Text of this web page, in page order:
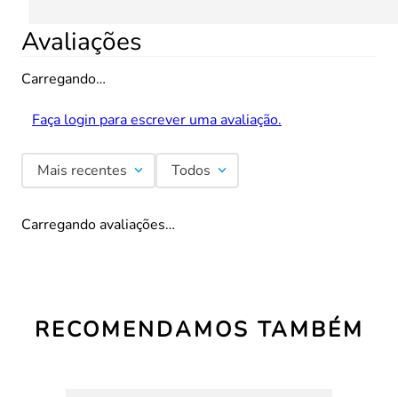
Avaliações
Carregando…
Faça login para escrever uma avaliação.
Mais recentes Todos
Carregando avaliações…
RECOMENDAMOS TAMBÉM